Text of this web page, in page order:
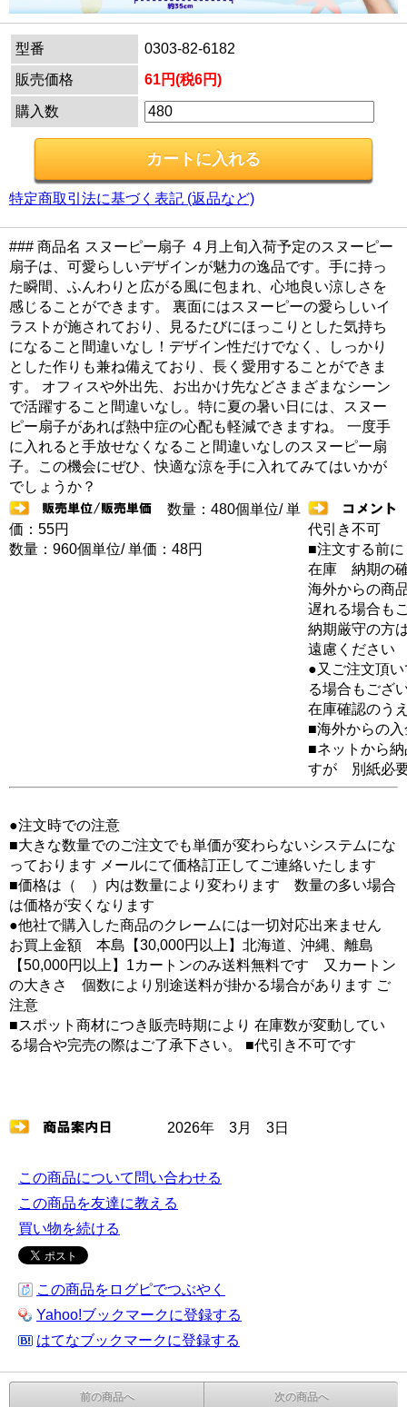
型番
0303-82-6182
販売価格
61円(税6円)
購入数
特定商取引法に基づく表記 (返品など)
### 商品名 スヌーピー扇子 ４月上旬入荷予定のスヌーピー
扇子は、可愛らしいデザインが魅力の逸品です。手に持っ
た瞬間、ふんわりと広がる風に包まれ、心地良い涼しさを
感じることができます。 裏面にはスヌーピーの愛らしいイ
ラストが施されており、見るたびにほっこりとした気持ち
になること間違いなし！デザイン性だけでなく、しっかり
とした作りも兼ね備えており、長く愛用することができま
す。 オフィスや外出先、お出かけ先などさまざまなシーン
で活躍すること間違いなし。特に夏の暑い日には、スヌー
ピー扇子があれば熱中症の心配も軽減できますね。 一度手
に入れると手放せなくなること間違いなしのスヌーピー扇
子。この機会にぜひ、快適な涼を手に入れてみてはいかが
でしょうか？
数量：480個単位/ 単
価：55円
数量：960個単位/ 単価：48円
代引き不可
■注文する前に
在庫 納期の
海外からの商
遅れる場合も
納期厳守の方
遠慮ください
●又ご注文頂
る場合もござ
在庫確認のう
■海外からの
■ネットから
すが 別紙必
●注文時での注意
■大きな数量でのご注文でも単価が変わらないシステムにな
っております メールにて価格訂正してご連絡いたします
■価格は（ ）内は数量により変わります 数量の多い場合
は価格が安くなります
●他社で購入した商品のクレームには一切対応出来ません
お買上金額 本島【30,000円以上】北海道、沖縄、離島
【50,000円以上】1カートンのみ送料無料です 又カートン
の大きさ 個数により別途送料が掛かる場合があります ご
注意
■スポット商材につき販売時期により 在庫数が変動してい
る場合や完売の際はご了承下さい。 ■代引き不可です
2026年 3月 3日
この商品について問い合わせる
この商品を友達に教える
買い物を続ける
この商品をログピでつぶやく
Yahoo!ブックマークに登録する
はてなブックマークに登録する
前の商品へ 次の商品へ